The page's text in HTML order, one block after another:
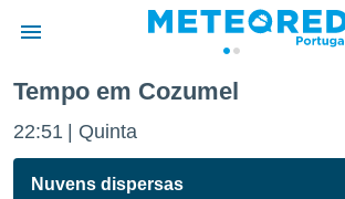
da
foi
Tempo em Cozumel
22:51 Quinta
Nuvens dispersas